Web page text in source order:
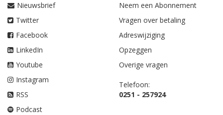
Nieuwsbrief
Twitter
Facebook
LinkedIn
Youtube
Instagram
RSS
Podcast
Neem een Abonnement
Vragen over betaling
Adreswijziging
Opzeggen
Overige vragen
Telefoon:
0251 - 257924